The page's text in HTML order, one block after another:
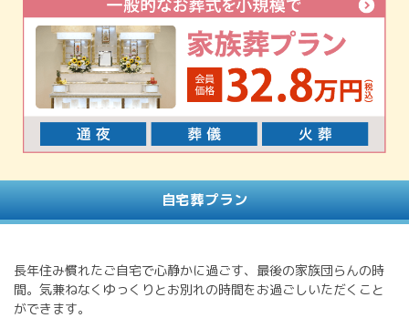
自宅葬プラン
長年住み慣れたご自宅で心静かに過ごす、最後の家族団らんの時
間。気兼ねなくゆっくりとお別れの時間をお過ごしいただくこと
ができます。